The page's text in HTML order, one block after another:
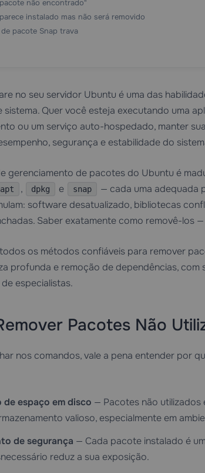
não encontrado"
instalado mas não será removido
pacote Snap trava
no seu servidor Ubuntu é uma das
sistema. Quer você esteja executando uma
ou um serviço auto-hospedado, manter
segurança e estabilidade do
gerenciamento de pacotes do Ubuntu é
apt , dpkg e snap
— cada uma adequada
software desatualizado, bibliotecas
Saber exatamente como removê-los
os métodos confiáveis para remover
profunda e remoção de dependências, com
especialistas.
Pacotes Não
nos comandos, vale a pena entender por
de espaço em disco — Pacotes não
valioso, especialmente em
de segurança — Cada pacote instalado é
reduz a sua exposição.